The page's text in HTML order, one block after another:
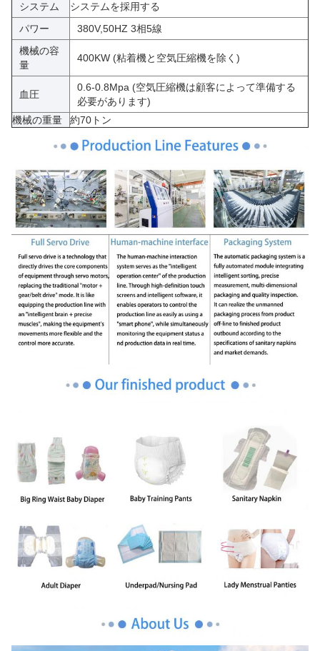
システム
システムを採用する
パワー
380V,50HZ 3相5線
機械の容
量
400KW (粘着機と空気圧縮機を除く)
血圧
0.6-0.8Mpa (空気圧縮機は顧客によって準備する
必要があります)
機械の重量
約70トン